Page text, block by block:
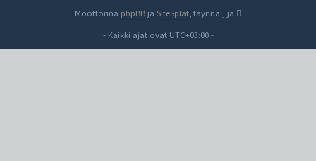
Moottorina phpBB ja SiteSplat , täynnä
ja
- Kaikki ajat ovat UTC+03:00-